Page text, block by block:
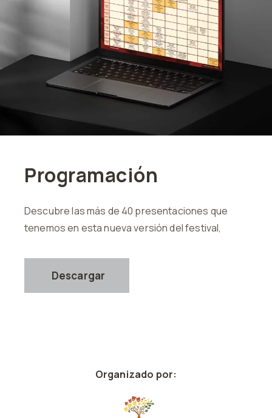
Programación
Descubre las más de 40 presentaciones que
tenemos en esta nueva versión del festival,
Descargar
Organizado por: